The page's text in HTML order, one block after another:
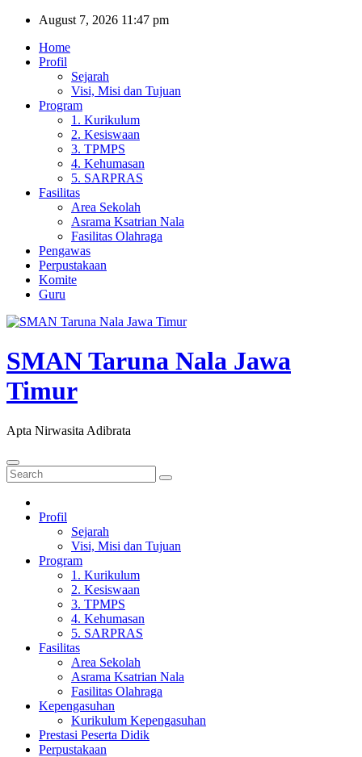
Skip
content
August 7, 2026 11:47 pm
Home
Profil
Sejarah
Visi, Misi dan Tujuan
Program
1. Kurikulum
2. Kesiswaan
3. TPMPS
4. Kehumasan
5. SARPRAS
Fasilitas
Area Sekolah
Asrama Ksatrian Nala
Fasilitas Olahraga
Pengawas
Perpustakaan
Komite
Guru
SMAN Taruna Nala Jawa
Timur
Apta Nirwasita Adibrata
Profil
Sejarah
Visi, Misi dan Tujuan
Program
1. Kurikulum
2. Kesiswaan
3. TPMPS
4. Kehumasan
5. SARPRAS
Fasilitas
Area Sekolah
Asrama Ksatrian Nala
Fasilitas Olahraga
Kepengasuhan
Kurikulum Kepengasuhan
Prestasi Peserta Didik
Perpustakaan